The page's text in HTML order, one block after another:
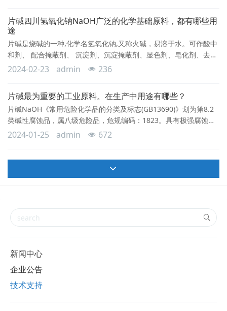
液氯相似。工业循环水中一般用次氯酸钠溶液。同时次氯酸钠使循
环水的pH值有所提高。因此，在以液氯为
片碱四川氢氧化钠NaOH广泛的化学基础原料，都有哪些用
途
片碱是烧碱的一种,化学名氢氧化钠,又称火碱，易溶于水。可作酸中
和剂、 配合掩蔽剂、 沉淀剂、沉淀掩蔽剂、显色剂、皂化剂、去皮
剂、洗涤剂等。常见用途如下：1、造纸：造纸的原料是木材或草类
能得到纤维。加入稀的片碱溶液可将非纤维素成分溶解而分离，从
而制得以纤维素为主要成分的纸浆。2、精炼石
2024-02-23 admin 236
片碱最为重要的工业原料。在生产中用途有哪些？
片碱NaOH《常用危险化学品的分类及标志(GB13690)》划为第8.2
类碱性腐蚀品，属八级危险品，危规编码：1823。具有极强腐蚀
性。片碱遇水放大量的热，所以日常保存一定注意防水。片碱应储
（可）燃物、酸类等分开存放，切忌混储。储区应备有合适的材料
收容泄漏物。片碱的用途1.片碱在
2024-01-25 admin 672
新闻中心
企业公告
技术支持